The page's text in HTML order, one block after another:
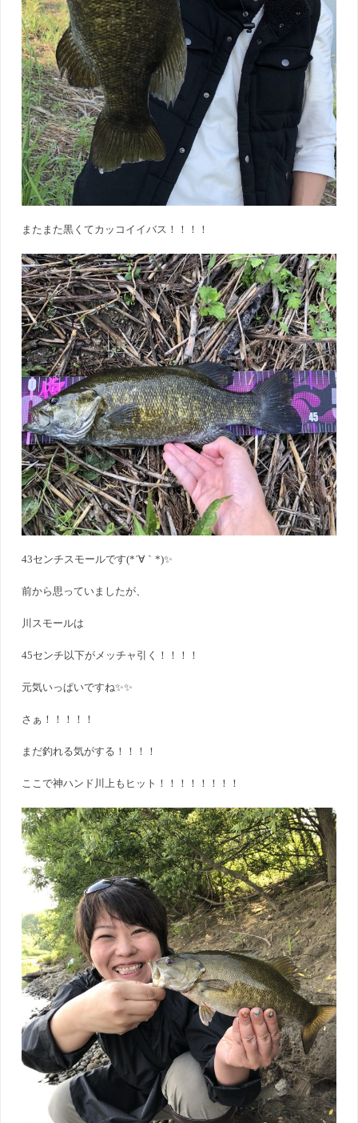
またまた黒くてカッコイイバス！！！！
43センチスモールです(*´∀｀*)✨
前から思っていましたが、
川スモールは
45センチ以下がメッチャ引く！！！！
元気いっぱいですね✨✨
さぁ！！！！！
まだ釣れる気がする！！！！
ここで神ハンド川上もヒット！！！！！！！！